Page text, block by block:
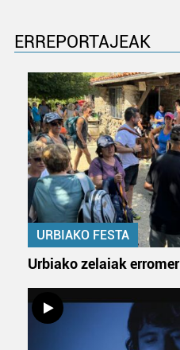
ERREPORTAJEAK
URBIAKO FESTA
Urbiako zelaiak